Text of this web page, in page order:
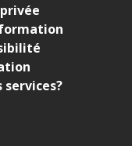
services?